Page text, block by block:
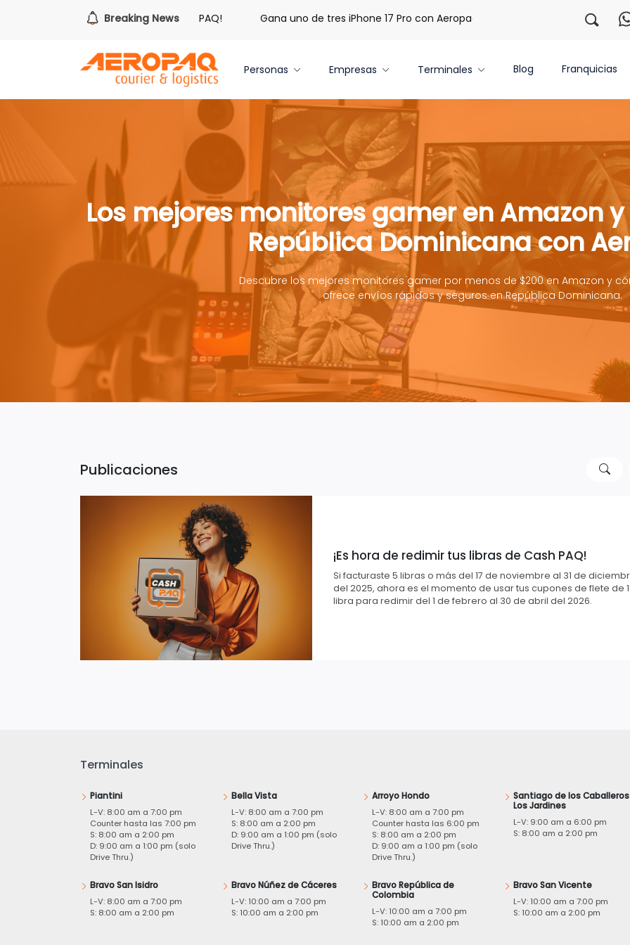
Breaking News
hora de redimir tus libras de Cash PAQ! Gana uno de tres iPhone 17 Pro con Aeropaq Prime ¡Regístrate con
Personas Empresas Terminales Blog Franquicias
Los mejores monitores gamer en Amazon
República Dominicana con
Descubre los mejores monitores gamer por menos de $200 en Amazon y
ofrece envíos rápidos y seguros en República Dominicana.
Publicaciones
¡Es hora de redimir tus libras de Cash PAQ!
Si facturaste 5 libras o más del 17 de noviembre al 31 de
del 2025, ahora es el momento de usar tus cupones de flete de 1
libra para redimir del 1 de febrero al 30 de abril del 2026.
Terminales
Piantini
L-V: 8:00 am a 7:00 pm
Counter hasta las 7:00 pm
S: 8:00 am a 2:00 pm
D: 9:00 am a 1:00 pm (solo
Drive Thru.)
Bella Vista
L-V: 8:00 am a 7:00 pm
S: 8:00 am a 2:00 pm
D: 9:00 am a 1:00 pm (solo
Drive Thru.)
Arroyo Hondo
L-V: 8:00 am a 7:00 pm
Counter hasta las 6:00 pm
S: 8:00 am a 2:00 pm
D: 9:00 am a 1:00 pm (solo
Drive Thru.)
Santiago de los
Los Jardines
L-V: 9:00 am a 6:00 pm
S: 8:00 am a 2:00 pm
Bravo San Isidro
L-V: 8:00 am a 7:00 pm
S: 8:00 am a 2:00 pm
Bravo Núñez de Cáceres
L-V: 10:00 am a 7:00 pm
S: 10:00 am a 2:00 pm
Bravo República de
Colombia
L-V: 10:00 am a 7:00 pm
S: 10:00 am a 2:00 pm
Bravo San Vicente
L-V: 10:00 am a 7:00 pm
S: 10:00 am a 2:00 pm